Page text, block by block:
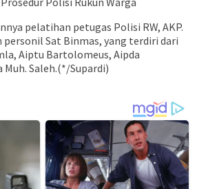
pelatihan petugas Polisi RW, AKP.
Sat Binmas, yang terdiri dari
Aiptu Bartolomeus, Aipda
Saleh.(*/Supardi)